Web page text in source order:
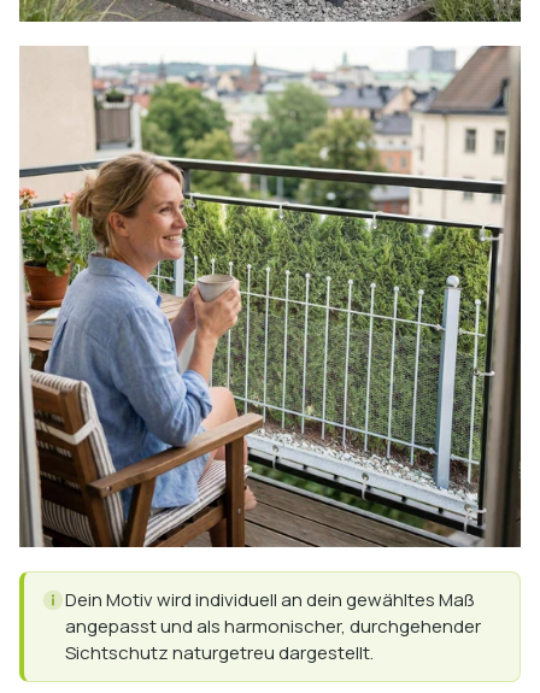
Dein Motiv wird individuell an dein gewähltes Maß
angepasst und als harmonischer, durchgehender
Sichtschutz naturgetreu dargestellt.